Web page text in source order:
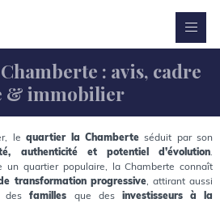
: avis, cadre
& immobilier
lequartier la Chamberteséduit par son
authenticité et potentiel d’évolution.
un quartier populaire, la Chamberte connaît
transformation progressive, attirant aussi
desfamilles que des investisseurs à la